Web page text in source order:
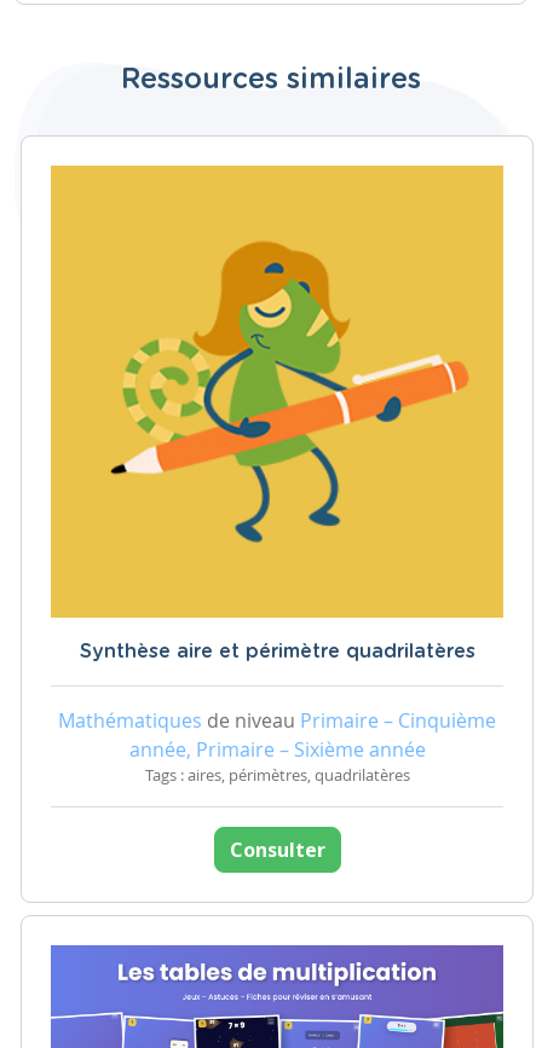
Ressources similaires
Synthèse aire et périmètre quadrilatères
Mathématiques de niveau Primaire – Cinquième
année, Primaire – Sixième année
Tags : aires, périmètres, quadrilatères
Consulter